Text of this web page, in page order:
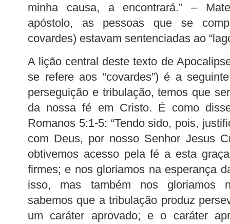
minha causa, a encontrará.” –
apóstolo, as pessoas que se
covardes) estavam sentenciadas ao
A lição central deste texto de
se refere aos “covardes”) é a
perseguição e tribulação, temos que
da nossa fé em Cristo. É como
Romanos 5:1-5: “Tendo sido, pois,
com Deus, por nosso Senhor Jesus
obtivemos acesso pela fé a esta
firmes; e nos gloriamos na esperança
isso, mas também nos gloriamos
sabemos que a tribulação produz
um caráter aprovado; e o caráter